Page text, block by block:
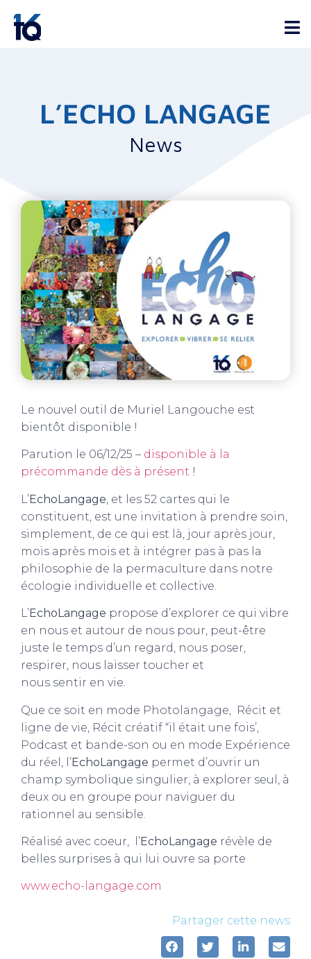
L’ECHO LANGAGE
News
Le nouvel outil de Muriel Langouche est
bientôt disponible !
Parution le 06/12/25 – disponible à la
précommande dès à présent !
L’EchoLangage, et les 52 cartes qui le
constituent, est une invitation à prendre soin,
simplement, de ce qui est là, jour après jour,
mois après mois et à intégrer pas à pas la
philosophie de la permaculture dans notre
écologie individuelle et collective.
L’EchoLangage propose d’explorer ce qui vibre
en nous et autour de nous pour, peut-être
juste le temps d’un regard, nous poser,
respirer, nous laisser toucher et
nous sentir en vie.
Que ce soit en mode Photolangage, Récit et
ligne de vie, Récit créatif “il était une fois’,
Podcast et bande-son ou en mode Expérience
du réel, l’EchoLangage permet d’ouvrir un
champ symbolique singulier, à explorer seul, à
deux ou en groupe pour naviguer du
rationnel au sensible.
Réalisé avec coeur, l’EchoLangage révèle de
belles surprises à qui lui ouvre sa porte
www.echo-langage.com
Partager cette news